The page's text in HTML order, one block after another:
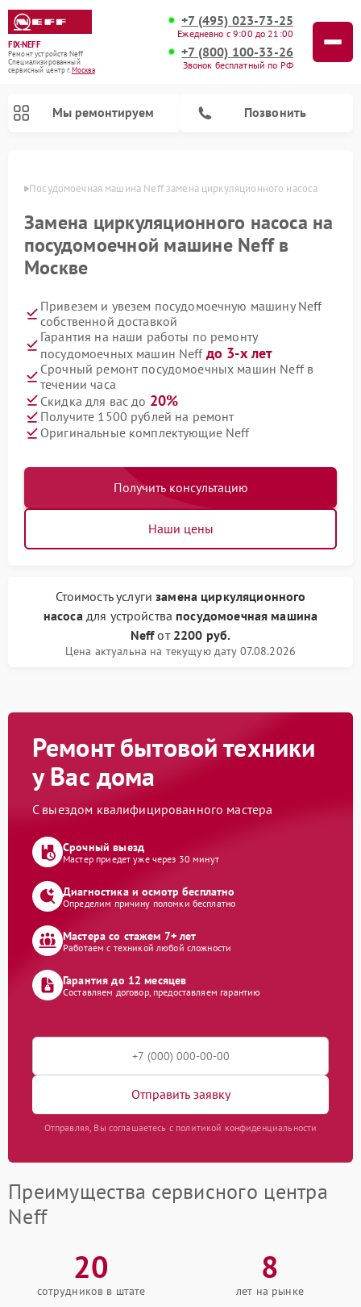
FIX-NEFF
Ремонт устройств Neff
Специализированный
cервисный центр г.Москва
+7 (495) 023-73-25
Ежедневно с 9:00 до 21:00
+7 (800) 100-33-26
Звонок бесплатный по РФ
Мы ремонтируем Позвонить
Посудомоечная машина Neff замена циркуляционного насоса
Замена циркуляционного насоса на
посудомоечной машине Neff в
Москве
Привезем и увезем посудомоечную машину Neff
собственной доставкой
Гарантия на наши работы по ремонту
посудомоечных машин Neff до 3-х лет
Срочный ремонт посудомоечных машин Neff в
течении часа
Скидка для вас до 20%
Получите 1500 рублей на ремонт
Оригинальные комплектующие Neff
Получить консультацию
Наши цены
Стоимость услугизамена циркуляционного
насоса для устройства посудомоечная машина
Neffот 2200 руб.
Цена актуальна на текущую дату 07.08.2026
Ремонт бытовой техники
у Вас дома
С выездом квалифицированного мастера
Срочный выезд
Мастер приедет уже через 30 минут
Диагностика и осмотр бесплатно
Определим причину поломки бесплатно
Мастера со стажем 7+ лет
Работаем с техникой любой сложности
Гарантия до 12 месяцев
Составляем договор, предоставляем гарантию
Отправить заявку
Отправляя, Вы соглашаетесь с политикой конфиденциальности
Преимущества сервисного центра
Neff
20
сотрудников в штате
8
лет на рынке